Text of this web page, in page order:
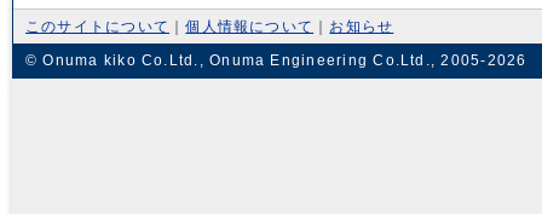
このサイトについて ｜個人情報について
お知らせ
© Onuma kiko Co.Ltd., Onuma Engineering Co.Ltd., 2005-2026